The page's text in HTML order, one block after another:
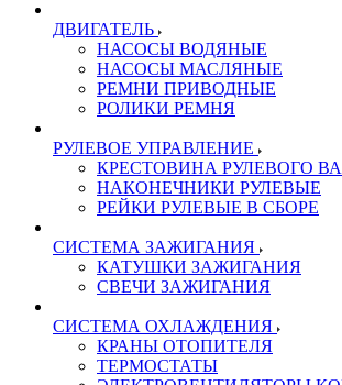
ДВИГАТЕЛЬ
НАСОСЫ ВОДЯНЫЕ
НАСОСЫ МАСЛЯНЫЕ
РЕМНИ ПРИВОДНЫЕ
РОЛИКИ РЕМНЯ
РУЛЕВОЕ УПРАВЛЕНИЕ
КРЕСТОВИНА РУЛЕВОГО
НАКОНЕЧНИКИ РУЛЕВЫЕ
РЕЙКИ РУЛЕВЫЕ В СБОРЕ
СИСТЕМА ЗАЖИГАНИЯ
КАТУШКИ ЗАЖИГАНИЯ
СВЕЧИ ЗАЖИГАНИЯ
СИСТЕМА ОХЛАЖДЕНИЯ
КРАНЫ ОТОПИТЕЛЯ
ТЕРМОСТАТЫ